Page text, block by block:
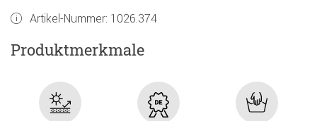
Artikel-Nummer: 1026.374
Produktmerkmale